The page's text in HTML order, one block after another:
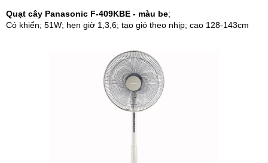
Quạt cây Panasonic F-409KBE - màu be;
Có khiển; 51W; hẹn giờ 1,3,6; tạo gió theo nhịp; cao 128-143cm